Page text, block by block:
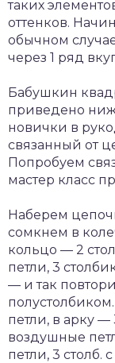
таких
оттенков.
обычном
через 1 ряд
Бабушкин
приведено
новички в
связанный от
Попробуем
мастер класс
Наберем
сомкнем в
кольцо — 2
петли, 3
— и так
петли, в арку —
воздушные
петли, 3 столб.